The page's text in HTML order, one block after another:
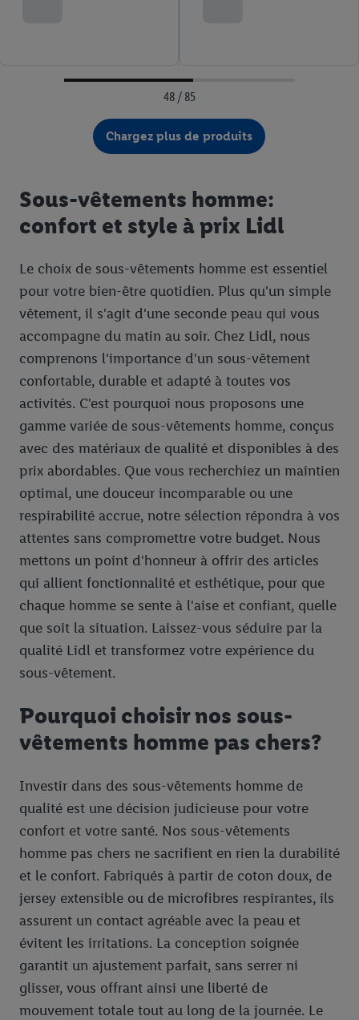
48 / 85
Chargez plus de produits
Sous-vêtements homme:
confort et style à prix Lidl
Le choix de sous-vêtements homme est essentiel
pour votre bien-être quotidien. Plus qu'un simple
vêtement, il s'agit d'une seconde peau qui vous
accompagne du matin au soir. Chez Lidl, nous
comprenons l'importance d'un sous-vêtement
confortable, durable et adapté à toutes vos
activités. C'est pourquoi nous proposons une
gamme variée de sous-vêtements homme, conçus
avec des matériaux de qualité et disponibles à des
prix abordables. Que vous recherchiez un maintien
optimal, une douceur incomparable ou une
respirabilité accrue, notre sélection répondra à vos
attentes sans compromettre votre budget. Nous
mettons un point d'honneur à offrir des articles
qui allient fonctionnalité et esthétique, pour que
chaque homme se sente à l'aise et confiant, quelle
que soit la situation. Laissez-vous séduire par la
qualité Lidl et transformez votre expérience du
sous-vêtement.
Pourquoi choisir nos sous-
vêtements homme pas chers?
Investir dans des sous-vêtements homme de
qualité est une décision judicieuse pour votre
confort et votre santé. Nos sous-vêtements
homme pas chers ne sacrifient en rien la durabilité
et le confort. Fabriqués à partir de coton doux, de
jersey extensible ou de microfibres respirantes, ils
assurent un contact agréable avec la peau et
évitent les irritations. La conception soignée
garantit un ajustement parfait, sans serrer ni
glisser, vous offrant ainsi une liberté de
mouvement totale tout au long de la journée. Le